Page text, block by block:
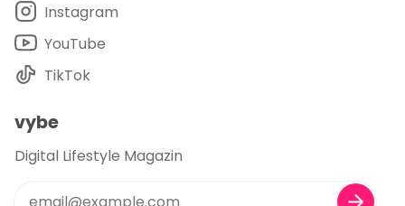
Instagram
YouTube
TikTok
vybe
Digital Lifestyle Magazin